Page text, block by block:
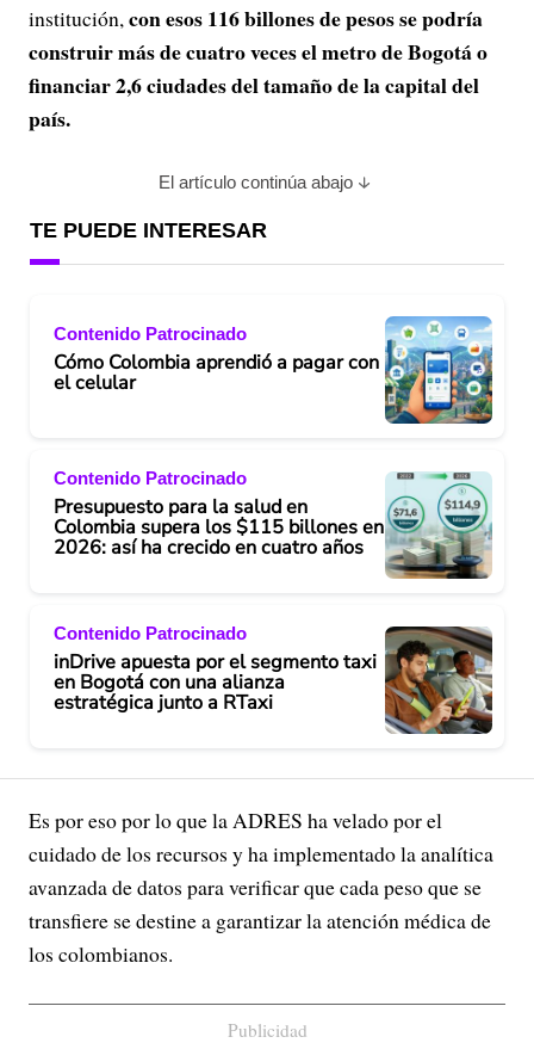
institución, con esos 116 billones de pesos se podría
construir más de cuatro veces el metro de Bogotá o
financiar 2,6 ciudades del tamaño de la capital del
país.
El artículo continúa abajo
TE PUEDE INTERESAR
Contenido Patrocinado
Cómo Colombia aprendió a pagar con
el celular
Contenido Patrocinado
Presupuesto para la salud en
Colombia supera los $115 billones en
2026: así ha crecido en cuatro años
Contenido Patrocinado
inDrive apuesta por el segmento taxi
en Bogotá con una alianza
estratégica junto a RTaxi
Es por eso por lo que la ADRES ha velado por el
cuidado de los recursos y ha implementado la analítica
avanzada de datos para verificar que cada peso que se
transfiere se destine a garantizar la atención médica de
los colombianos.
Publicidad